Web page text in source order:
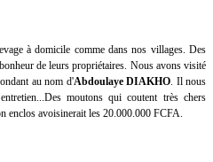
à domicile comme dans nos villages. Des
de leurs propriétaires. Nous avons visité
au nom d'Abdoulaye DIAKHO. Il nous
moutons qui coutent très chers
enclos avoisinerait les 20.000.000 FCFA.